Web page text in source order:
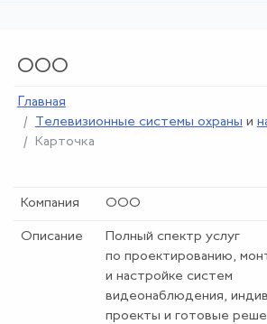
ООО
Главная
Телевизионные системы охраны и
Карточка
Компания ООО
Описание
Полный спектр услуг
по проектированию,
и настройке систем
видеонаблюдения,
проекты и готовые